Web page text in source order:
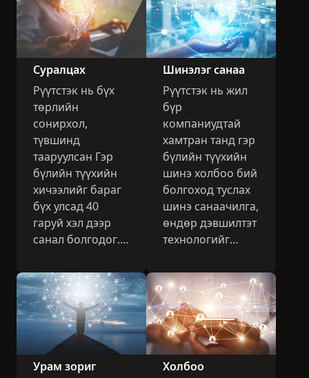
Суралцах
Рүүтстэк нь бүх
төрлийн
сонирхол,
түвшинд
тааруулсан Гэр
бүлийн түүхийн
хичээлийг бараг
бүх улсад 40
гаруй хэл дээр
санал болгодог.
бүрд тохирсон
зүйл бий гэсэн үг.
Шинэлэг санаа
Рүүтстэк нь жил
бүр
компаниудтай
хамтран танд гэр
бүлийн түүхийн
шинэ холбоо бий
болгоход туслах
шинэ санаачилга,
өндөр дэвшилтэт
технологийг
Урам зориг
Холбоо